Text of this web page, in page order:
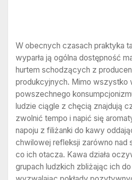
W obecnych czasach praktyka
wyparła ją ogólna dostępność
hurtem schodzących z
produkcyjnych. Mimo wszystko
powszechnego
ludzie ciągle z chęcią znajdują
zwolnić tempo i napić się
napoju z filiżanki do kawy
chwilowej refleksji zarówno nad
co ich otacza. Kawa działa
grupach ludzkich zbliżając ich